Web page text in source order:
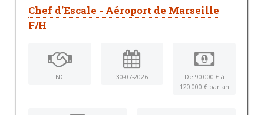
Chef d'Escale - Aéroport de Marseille
F/H
NC 30-07-2026
De 90 000 € à
120 000 € par an